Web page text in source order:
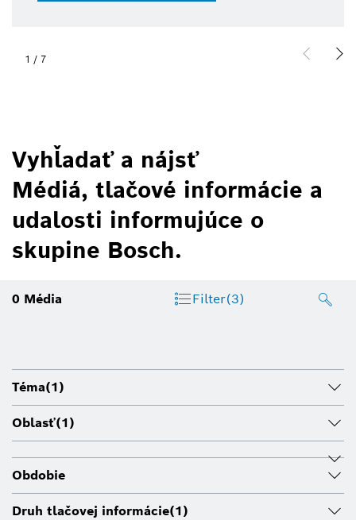
1 / 7
Vyhľadať a nájsť
Médiá, tlačové informácie a
udalosti informujúce o
skupine Bosch.
0 Média Filter(3)
Téma(1)
Oblasť(1)
Obdobie
Druh tlačovej informácie(1)